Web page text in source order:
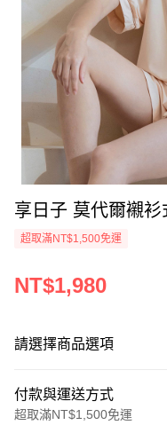
享日子 莫代爾襯
超取滿NT$1,500免運
NT$1,980
請選擇商品選項
付款與運送方式
超取滿NT$1,500免運